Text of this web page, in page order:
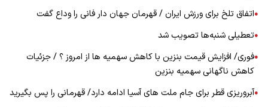
●اتفاق تلخ برای ورزش ایران / قهرمان جهان دار فانی را وداع گفت
●تعطیلی شنبه‌ها تصویب شد
●فوری/ افزایش قیمت بنزین با کاهش سهمیه ها از امروز ؟ / جزئیات
کاهش ناگهانی سهمیه بنزین
●آبروریزی قطر برای جام ملت های آسیا ادامه دارد/ قهرمانی را پس بگیرید